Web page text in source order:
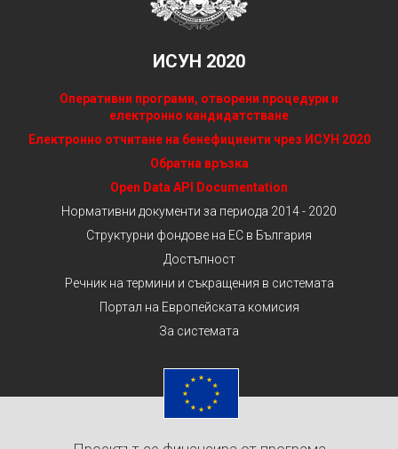
ИСУН 2020
Оперативни програми, отворени процедури и
електронно кандидатстване
Електронно отчитане на бенефициенти чрез ИСУН 2020
Обратна връзка
Open Data API Documentation
Нормативни документи за периода 2014 - 2020
Структурни фондове на ЕС в България
Достъпност
Речник на термини и съкращения в системата
Портал на Европейската комисия
За системата